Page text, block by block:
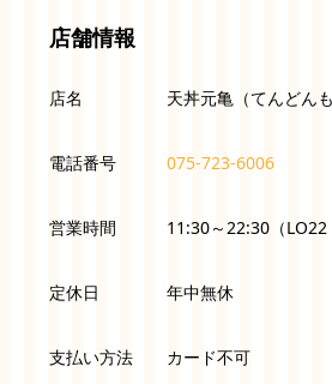
店舗情報
店名 天丼元亀（てんどんも
電話番号 075-723-6006
営業時間 11:30～22:30（LO22
定休日 年中無休
支払い方法 カード不可